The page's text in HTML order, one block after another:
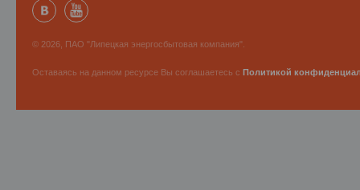
© 2026, ПАО "Липецкая энергосбытовая компания".
Оставаясь на данном ресурсе Вы соглашаетесь с Политикой